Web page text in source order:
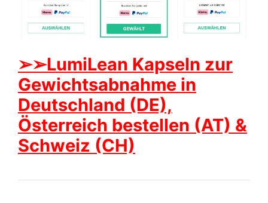
➢➢LumiLean Kapseln zur
Gewichtsabnahme in
Deutschland (DE),
Österreich bestellen (AT) &
Schweiz (CH)